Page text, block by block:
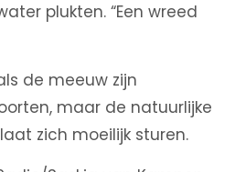
plukten. “Een wreed
de meeuw zijn
maar de natuurlijke
zich moeilijk sturen.